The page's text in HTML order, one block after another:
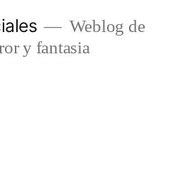
Weblog de
y fantasia